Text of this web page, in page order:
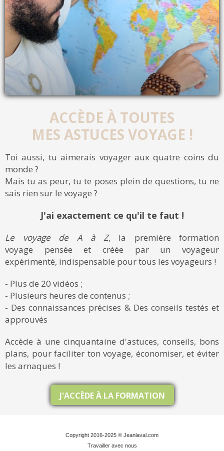
ACCÈDE À TOUTES
MES ASTUCES VOYAGE !
Toi aussi, tu aimerais voyager aux quatre coins du
monde ?
Mais tu as peur, tu te poses plein de questions, tu ne
sais rien sur le voyage ?
J'ai exactement ce qu'il te faut !
Le voyage de A à Z, la première formation
voyage pensée et créée par un voyageur
expérimenté, indispensable pour tous les voyageurs !
- Plus de 20 vidéos ;
- Plusieurs heures de contenus ;
- Des connaissances précises & Des conseils testés et
approuvés
Accède à une cinquantaine d'astuces, conseils, bons
plans, pour faciliter ton voyage, économiser, et éviter
les arnaques !
J'ACCÈDE À LA FORMATION
Copyright 2016-2025 © Jeanlaval.com
Travailler avec nous